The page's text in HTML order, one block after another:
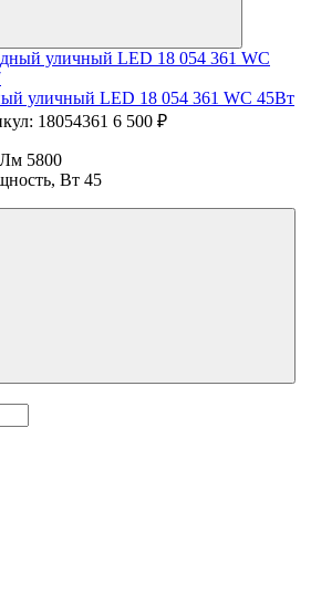
уличный LED 18 054 361 WC 45Вт
18054361 6 500 ₽
Лм 5800
Вт 45